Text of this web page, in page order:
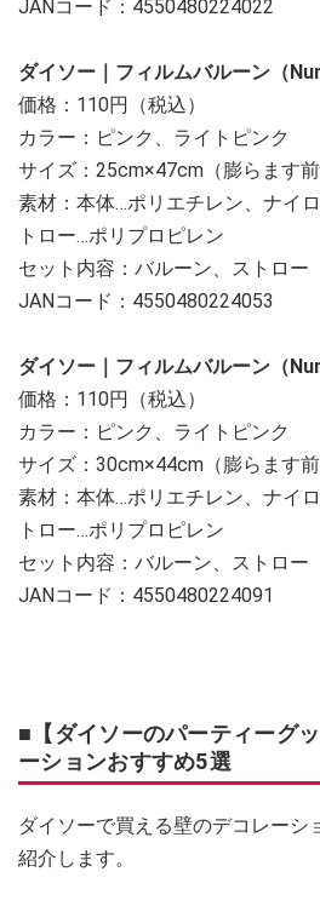
JANコード：4550480224022
ダイソー｜フィルムバルーン（
価格：110円（税込）
カラー：ピンク、ライトピンク
サイズ：25cm×47cm（膨らます前
素材：本体…ポリエチレン、ナイ
トロー…ポリプロピレン
セット内容：バルーン、ストロー
JANコード：4550480224053
ダイソー｜フィルムバルーン（
価格：110円（税込）
カラー：ピンク、ライトピンク
サイズ：30cm×44cm（膨らます前
素材：本体…ポリエチレン、ナイ
トロー…ポリプロピレン
セット内容：バルーン、ストロー
JANコード：4550480224091
■【ダイソーのパーティーグ
ーションおすすめ5選
ダイソーで買える壁のデコレーシ
紹介します。